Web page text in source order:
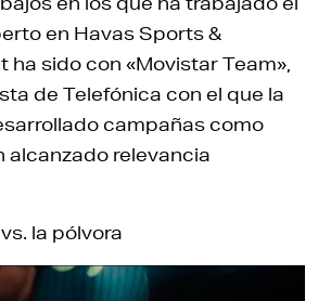
en Havas Sports &
ha sido con «Movistar Team»,
de Telefónica con el que la
campañas como
alcanzado relevancia
la pólvora